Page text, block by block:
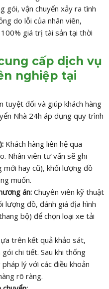
gói, vận chuyển xảy ra tình
do lỗi của nhân viên,
giá trị tài sản tại thời
cấp dịch vụ
nghiệp tại
tuyệt đối và giúp khách hàng
Nhà 24h áp dụng quy trình
Khách hàng liên hệ qua
Nhân viên tư vấn sẽ ghi
hay cũ), khối lượng đồ
muốn.
án: Chuyên viên kỹ thuật
lượng đồ, đánh giá địa hình
bộ) để chọn loại xe tải
trên kết quả khảo sát,
chi tiết. Sau khi thống
lý với các điều khoản
rõ ràng.